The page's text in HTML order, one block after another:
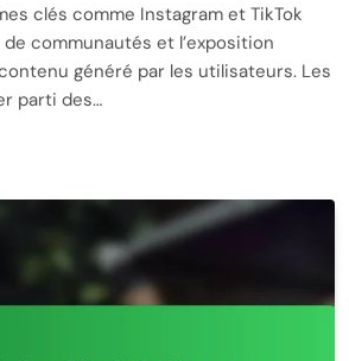
clés comme Instagram et TikTok
communautés et l’exposition
généré par les utilisateurs. Les
parti des…